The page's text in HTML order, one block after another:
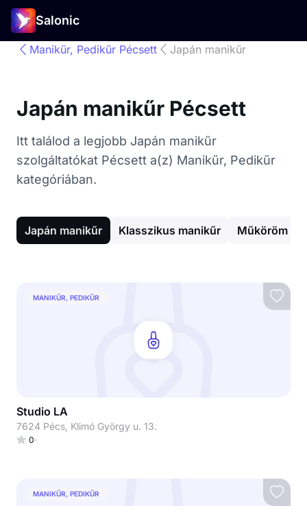
Salonic
Manikűr, Pedikűr Pécsett Japán manikűr
Japán manikűr Pécsett
Itt találod a legjobb Japán manikűr
szolgáltatókat Pécsett a(z) Manikűr, Pedikűr
kategóriában.
Japán manikűr Klasszikus manikűr Műköröm
MANIKŰR, PEDIKŰR
Studio LA
7624 Pécs, Klimó György u. 13.
0
MANIKŰR, PEDIKŰR